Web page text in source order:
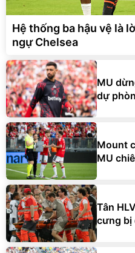
Hệ thống ba hậu vệ là
ngự Chelsea
MU
dự
Mount
MU
Tân
cưng bị